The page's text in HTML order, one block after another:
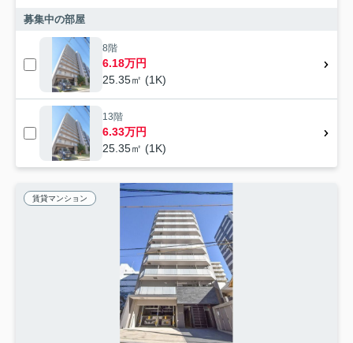
募集中の部屋
8階
6.18万円
25.35㎡ (1K)
13階
6.33万円
25.35㎡ (1K)
賃貸マンション